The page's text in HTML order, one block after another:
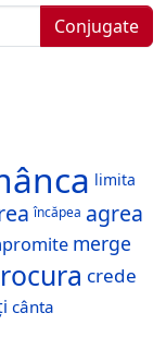
Conjugate
limita
încăpea agrea
merge
crede
cânta